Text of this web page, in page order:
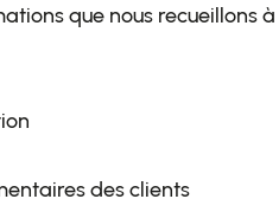
que nous recueillons
des clients